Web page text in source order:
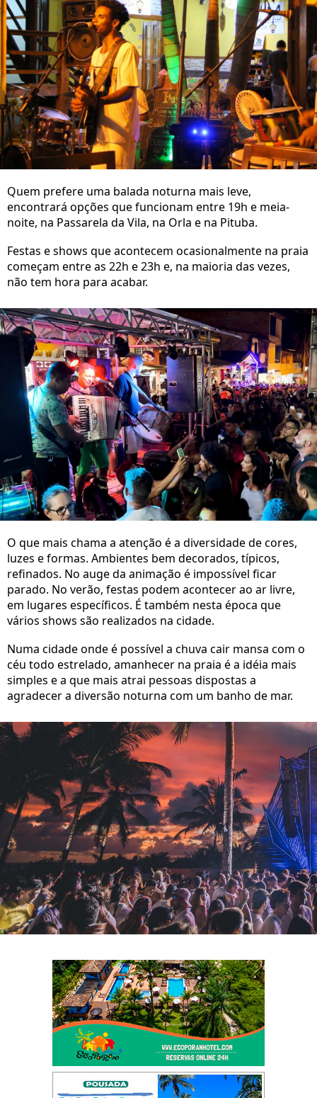
Quem prefere uma balada noturna mais leve,
encontrará opções que funcionam entre 19h e meia-
noite, na Passarela da Vila, na Orla e na Pituba.
Festas e shows que acontecem ocasionalmente na praia
começam entre as 22h e 23h e, na maioria das vezes,
não tem hora para acabar.
O que mais chama a atenção é a diversidade de cores,
luzes e formas. Ambientes bem decorados, típicos,
refinados. No auge da animação é impossível ficar
parado. No verão, festas podem acontecer ao ar livre,
em lugares específicos. É também nesta época que
vários shows são realizados na cidade.
Numa cidade onde é possível a chuva cair mansa com o
céu todo estrelado, amanhecer na praia é a idéia mais
simples e a que mais atrai pessoas dispostas a
agradecer a diversão noturna com um banho de mar.